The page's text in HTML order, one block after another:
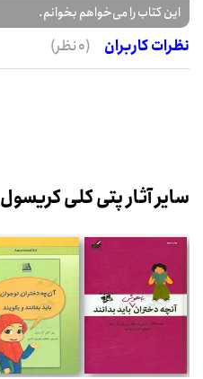
این کتاب را می‌خواهم بخوانم.
نظرات کاربران
(0 نظر)
سایر آثار پتی کلی کریسول